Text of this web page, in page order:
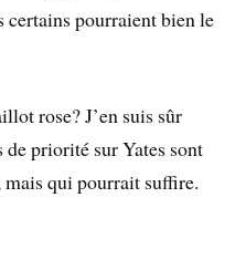
certains pourraient bien le
rose? J’en suis sûr
de priorité sur Yates sont
mais qui pourrait suffire.